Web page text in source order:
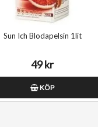
Sun Ich Blodapelsin 1lit
49 kr
KÖP